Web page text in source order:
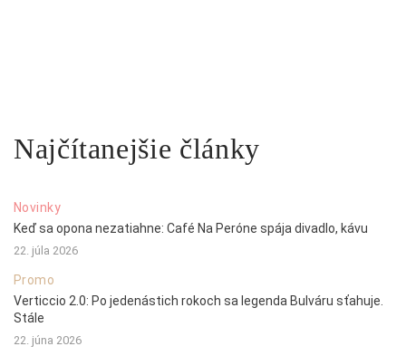
Najčítanejšie články
Novinky
Keď sa opona nezatiahne: Café Na Peróne spája divadlo, kávu
22. júla 2026
Promo
Verticcio 2.0: Po jedenástich rokoch sa legenda Bulváru sťahuje.
Stále
22. júna 2026